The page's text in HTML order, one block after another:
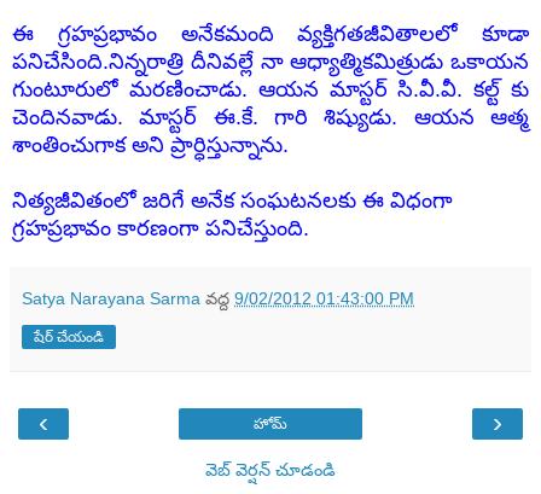
ఈ గ్రహప్రభావం అనేకమంది వ్యక్తిగతజీవితాలలో కూడా
పనిచేసింది.నిన్నరాత్రి దీనివల్లే నా ఆధ్యాత్మికమిత్రుడు ఒకాయన
గుంటూరులో మరణించాడు. ఆయన మాస్టర్ సి.వీ.వీ. కల్ట్ కు
చెందినవాడు. మాస్టర్ ఈ.కే. గారి శిష్యుడు. ఆయన ఆత్మ
శాంతించుగాక అని ప్రార్ధిస్తున్నాను.
నిత్యజీవితంలో జరిగే అనేక సంఘటనలకు ఈ విధంగా
గ్రహప్రభావం కారణంగా పనిచేస్తుంది.
Satya Narayana Sarma వద్ద 9/02/2012 01:43:00 PM
షేర్ చేయండి
‹ ›
హోమ్
వెబ్ వెర్షన్‌ చూడండి